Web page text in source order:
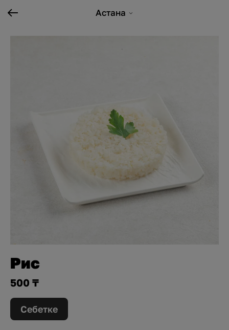
Астана
Рис
500 ₸
Себетке